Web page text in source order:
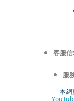
客服
服
本網